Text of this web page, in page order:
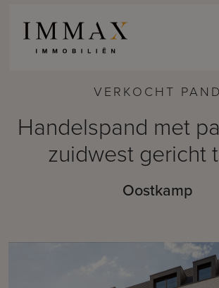
VERKOCHT PAND
Handelspand met
zuidwest gericht
Oostkamp